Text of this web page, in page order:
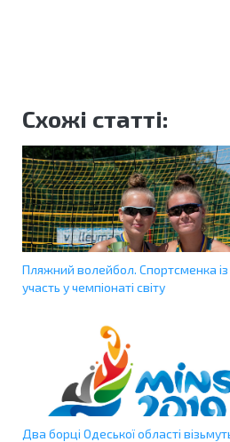
Схожі статті:
Пляжний волейбол. Спортсменка
участь у чемпіонаті світу
Два борці Одеської області